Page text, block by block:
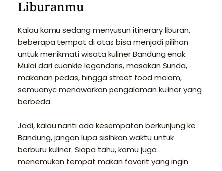
Liburanmu
Kalau kamu sedang menyusun itinerary liburan,
beberapa tempat di atas bisa menjadi pilihan
untuk menikmati wisata kuliner Bandung enak.
Mulai dari cuankie legendaris, masakan Sunda,
makanan pedas, hingga street food malam,
semuanya menawarkan pengalaman kuliner yang
berbeda.
Jadi, kalau nanti ada kesempatan berkunjung ke
Bandung, jangan lupa sisihkan waktu untuk
berburu kuliner. Siapa tahu, kamu juga
menemukan tempat makan favorit yang ingin